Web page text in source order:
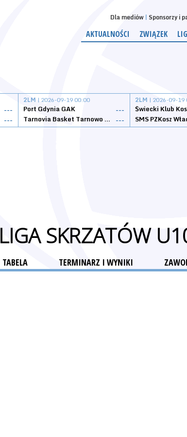
Dla mediów Sponsorzy i
AKTUALNOŚCI ZWIĄZEK
---
---
2LM | 2026-09-19 00:00
Port Gdynia GAK
---
Tarnovia Basket Tarnowo Podgórne ---
2LM | 2026-09-19
Świecki Klub
SMS PZKosz
LIGA SKRZATÓW
TABELA TERMINARZ I WYNIKI